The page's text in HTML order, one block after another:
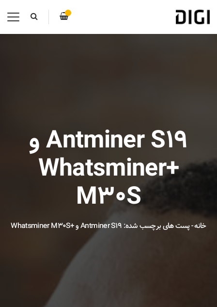
Antminer S۱۹ و
+Whatsminer
M۳۰S
خانه-پست های برچسب شده: Antminer S۱۹ و +Whatsminer M۳۰S